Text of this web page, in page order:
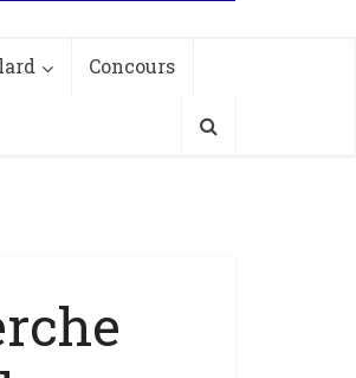
Concours